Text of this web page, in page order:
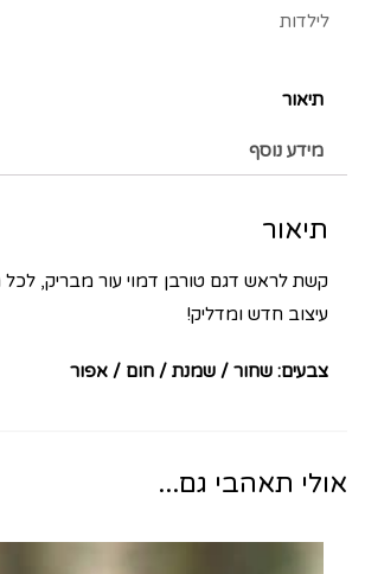
לילדות
תיאור
מידע נוסף
תיאור
קשת לראש דגם טורבן דמוי עור מבריק, לכל
עיצוב חדש ומדליק!
צבעים: שחור / שמנת / חום / אפור
אולי תאהבי גם...